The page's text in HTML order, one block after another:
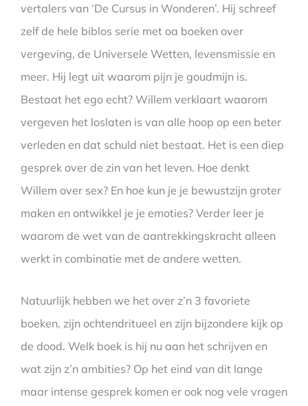
vertalers van ‘De Cursus in Wonderen’. Hij schreef
zelf de hele biblos serie met oa boeken over
vergeving, de Universele Wetten, levensmissie en
meer. Hij legt uit waarom pijn je goudmijn is.
Bestaat het ego echt? Willem verklaart waarom
vergeven het loslaten is van alle hoop op een beter
verleden en dat schuld niet bestaat. Het is een diep
gesprek over de zin van het leven. Hoe denkt
Willem over sex? En hoe kun je je bewustzijn groter
maken en ontwikkel je je emoties? Verder leer je
waarom de wet van de aantrekkingskracht alleen
werkt in combinatie met de andere wetten.
Natuurlijk hebben we het over z’n 3 favoriete
boeken, zijn ochtendritueel en zijn bijzondere kijk op
de dood. Welk boek is hij nu aan het schrijven en
wat zijn z’n ambities? Op het eind van dit lange
maar intense gesprek komen er ook nog vele vragen